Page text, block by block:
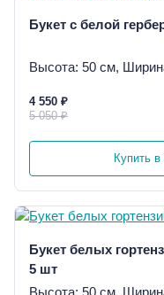
Букет с белой
Высота: 50 см,
4 550 ₽
5 050 ₽
Купить в
Букет белых
5 шт
Высота: 50 см,